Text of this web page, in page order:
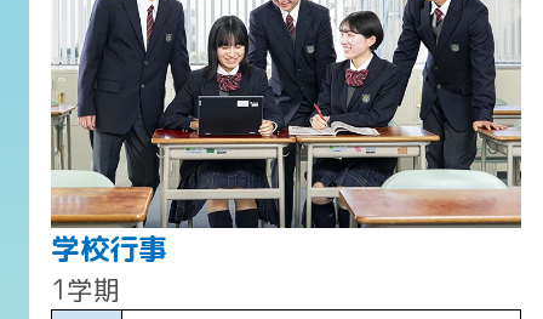
学校行事
1学期